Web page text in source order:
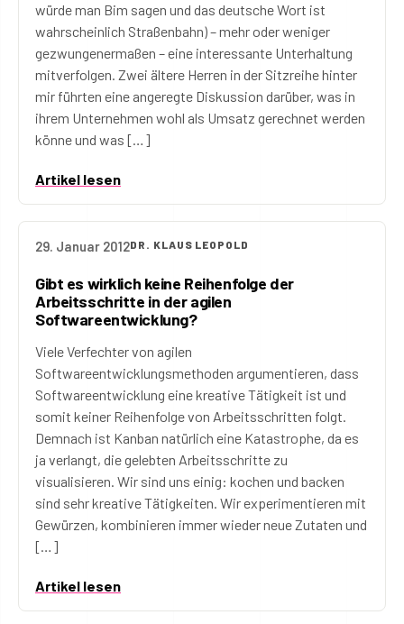
würde man Bim sagen und das deutsche Wort ist
wahrscheinlich Straßenbahn) – mehr oder weniger
gezwungenermaßen – eine interessante Unterhaltung
mitverfolgen. Zwei ältere Herren in der Sitzreihe hinter
mir führten eine angeregte Diskussion darüber, was in
ihrem Unternehmen wohl als Umsatz gerechnet werden
könne und was […]
Artikel lesen
29. Januar 2012DR. KLAUS LEOPOLD
Gibt es wirklich keine Reihenfolge der
Arbeitsschritte in der agilen
Softwareentwicklung?
Viele Verfechter von agilen
Softwareentwicklungsmethoden argumentieren, dass
Softwareentwicklung eine kreative Tätigkeit ist und
somit keiner Reihenfolge von Arbeitsschritten folgt.
Demnach ist Kanban natürlich eine Katastrophe, da es
ja verlangt, die gelebten Arbeitsschritte zu
visualisieren. Wir sind uns einig: kochen und backen
sind sehr kreative Tätigkeiten. Wir experimentieren mit
Gewürzen, kombinieren immer wieder neue Zutaten und
[…]
Artikel lesen